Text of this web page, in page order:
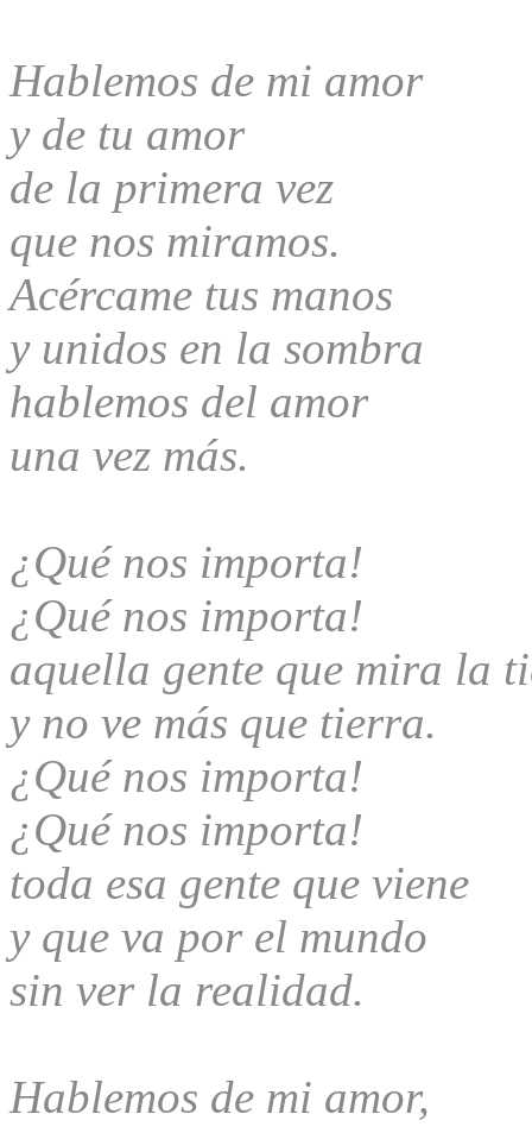
Hablemos de mi amor
y de tu amor
de la primera vez
que nos miramos.
Acércame tus manos
y unidos en la sombra
hablemos del amor
una vez más.
¿Qué nos importa!
¿Qué nos importa!
aquella gente que mira la
y no ve más que tierra.
¿Qué nos importa!
¿Qué nos importa!
toda esa gente que viene
y que va por el mundo
sin ver la realidad.
Hablemos de mi amor,